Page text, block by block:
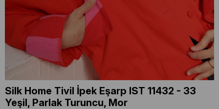
Silk Home Tivil İpek Eşarp IST 11432 - 33
Yeşil, Parlak Turuncu, Mor